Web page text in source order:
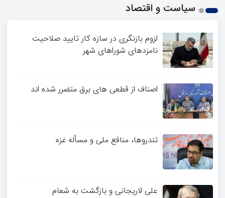
2
سیاست و اقتصاد
لزوم بازنگری در سازه کار تایید صلاحیت
نامزدهای شوراهای شهر
اصناف از قطعی های برق متضرر شده اند
تندروها، منافع ملی و مسأله غزه
علی لاریجانی و بازگشت به شعام